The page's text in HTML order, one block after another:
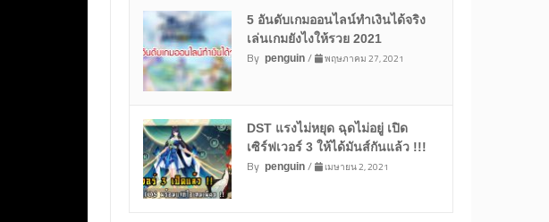
5 อันดับเกมออนไลน์ทำเงินได้จริง
เล่นเกมยังไงให้รวย 2021
By penguin/ พฤษภาคม 27, 2021
DST แรงไม่หยุด ฉุดไม่อยู่ เปิด
เซิร์ฟเวอร์ 3 ให้ได้มันส์กันแล้ว !!!
By penguin/ เมษายน 2, 2021